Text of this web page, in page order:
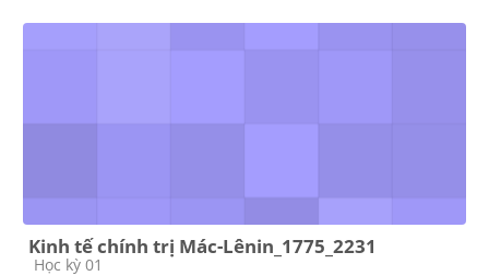
Kinh tế chính trị Mác-Lênin_1775_2231
Course category
Học kỳ 01